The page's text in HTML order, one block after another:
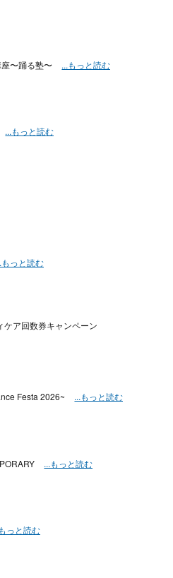
〜踊る塾〜 ...もっと読む
...もっと読む
もっと読む
ケア回数券キャンペーン
Festa 2026~ ...もっと読む
...もっと読む
っと読む